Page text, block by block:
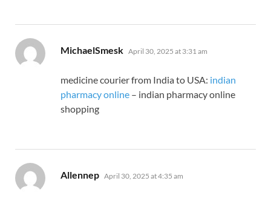
MichaelSmesk says:
April 30, 2025 at 3:31 am
medicine courier from India to USA: indian
pharmacy online – indian pharmacy online
shopping
Allennep says:
April 30, 2025 at 4:35 am